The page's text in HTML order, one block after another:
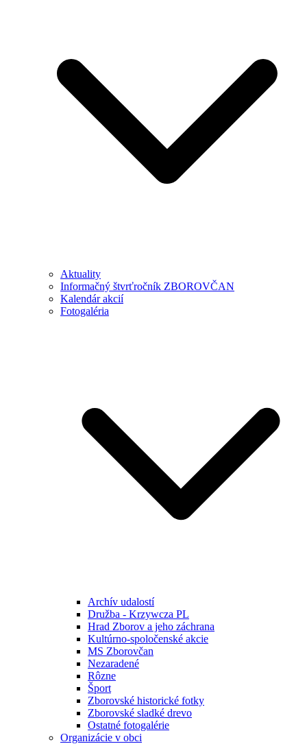
Aktuality
Informačný štvrťročník ZBOROVČAN
Kalendár akcií
Fotogaléria
Archív udalostí
Družba - Krzywcza PL
Hrad Zborov a jeho záchrana
Kultúrno-spoločenské akcie
MS Zborovčan
Nezaradené
Rôzne
Šport
Zborovské historické fotky
Zborovské sladké drevo
Ostatné fotogalérie
Organizácie v obci